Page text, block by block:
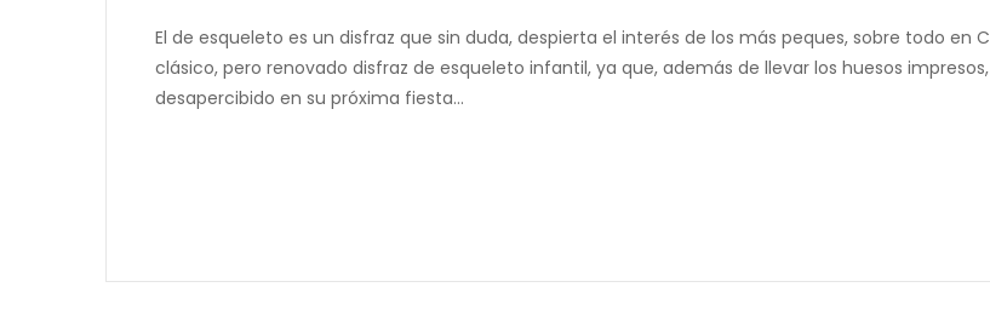
El de esqueleto es un disfraz que sin duda, despierta el interés de los más peques, sobre todo en
clásico, pero renovado disfraz de esqueleto infantil, ya que, además de llevar los huesos
desapercibido en su próxima fiesta...